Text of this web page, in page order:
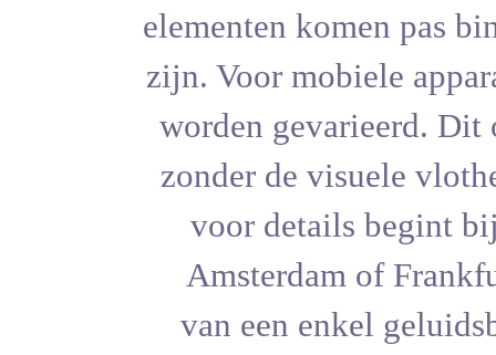
elementen
zijn. Voor
worden
zonder de
voor
van een